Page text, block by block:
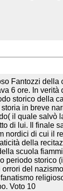
Fantozzi della
6 ore. In verità
storico della
in breve
il quale salvò
di lui. Il finale
nordici di cui il
della
scuola
periodo storico
del
Voto 10